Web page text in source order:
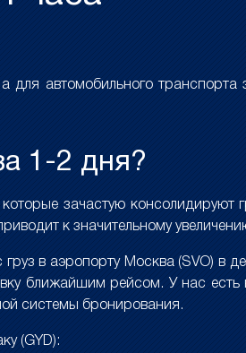
автомобильного транспорта
1-2 дня?
зачастую консолидируют
к значительному
в аэропорту Москва (SVO) в
ближайшим рейсом. У нас есть
системы бронирования.
(GYD):